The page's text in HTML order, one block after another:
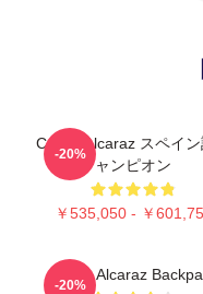
Carlos Alcaraz スペイ
ャンピオン
￥535,050 - ￥
-20%
Carlos Alcaraz
-20%